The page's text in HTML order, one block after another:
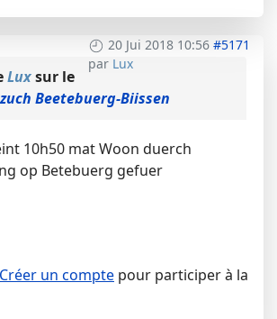
20 Jui 2018 10:56 #5171
par Lux
Luxsur le
Beetebuerg-Biissen
10h50 mat Woon duerch
op Betebuerg gefuer
Créer un compte pour participer à la